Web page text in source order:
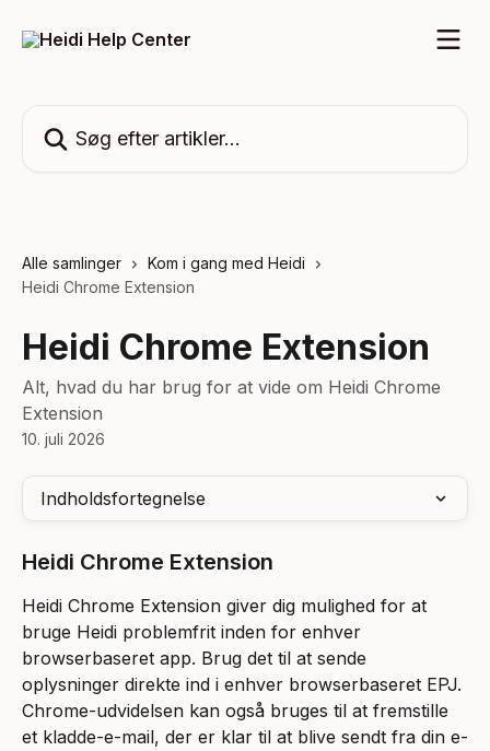
Alle samlinger
Kom i gang med Heidi
Heidi Chrome Extension
Heidi Chrome Extension
Alt, hvad du har brug for at vide om Heidi Chrome
Extension
10. juli 2026
Indholdsfortegnelse
Heidi Chrome Extension
Heidi Chrome Extension giver dig mulighed for at
bruge Heidi problemfrit inden for enhver
browserbaseret app. Brug det til at sende
oplysninger direkte ind i enhver browserbaseret EPJ.
Chrome-udvidelsen kan også bruges til at fremstille
et kladde-e-mail, der er klar til at blive sendt fra din e-